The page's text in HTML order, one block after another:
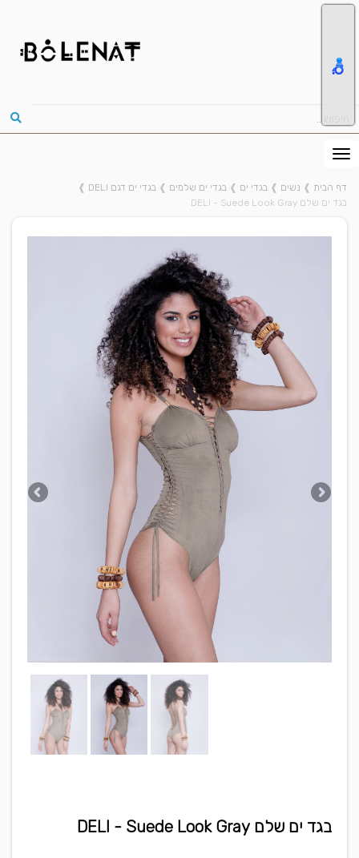
דף הבית ❱ נשים ❱ בגדי ים ❱ בגדי ים שלמים ❱ בגדי ים דגם DELI
❱
בגד ים שלם DELI - Suede Look Gray
בגד ים שלם DELI - Suede Look Gray